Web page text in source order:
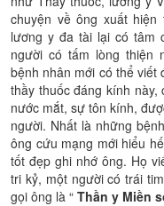
chuyện về ông xuất
lương y đa tài lại có tâm
người có tấm lòng thiện
bệnh nhân mới có thể viết
thầy thuốc đáng kính
nước mắt, sự tôn kính,
người. Nhất là những
ông cứu mạng mới hiểu
tốt đẹp ghi nhớ ông. Họ
tri kỷ, một người có trái
gọi ông là “ Thần y Miền